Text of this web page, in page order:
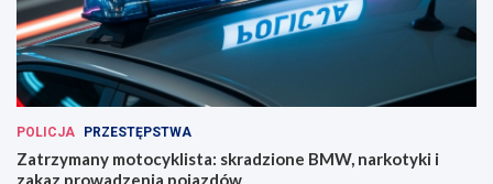
POLICJA PRZESTĘPSTWA
Zatrzymany motocyklista: skradzione BMW, narkotyki i